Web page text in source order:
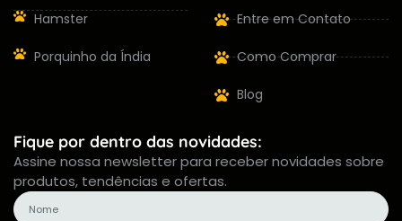
Hamster
Porquinho da Índia
Entre em Contato
Como Comprar
Blog
Fique por dentro das novidades:
Assine nossa newsletter para receber novidades sobre
produtos, tendências e ofertas.